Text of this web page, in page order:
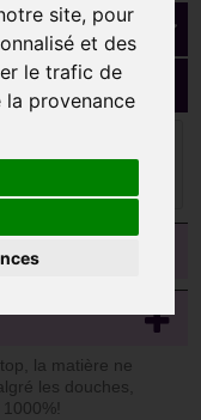
site, pour
et des
le trafic de
provenance
1,2 mm avec pas
la matière ne
les douches,